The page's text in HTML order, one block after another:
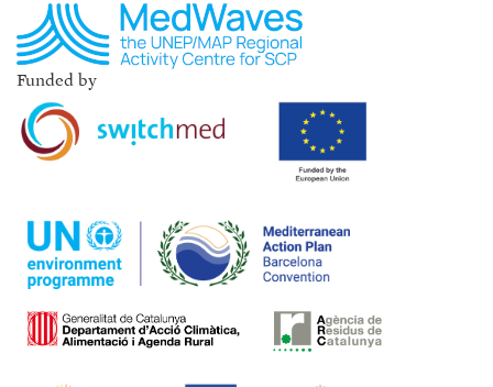
Funded by